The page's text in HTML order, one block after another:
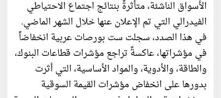
الأسواق الناشئة، متأثرةً بنتائج اجتماع الاحتياطي
الفيدرالي التي تم الإعلان عنها خلال الشهر الماضي.
في هذا الصدد، سجلت ست بورصات عربية انخفاضاً
في مؤشراتها، عاكسةً تراجع مؤشرات قطاعات البنوك،
والطاقة، والأدوية، والمواد الأساسية، التي أثرت
بدورها على انخفاض مؤشرات القيمة السوقية